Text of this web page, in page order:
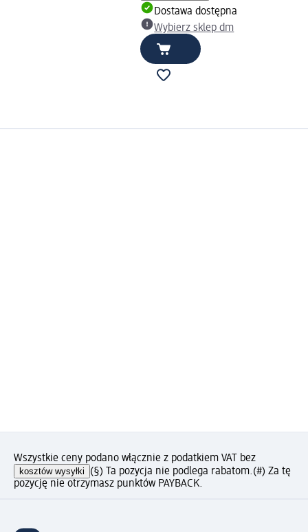
Dostawa dostępna
Wybierz sklep dm
Wszystkie ceny podano włącznie z podatkiem VAT bez
kosztów wysyłki (§) Ta pozycja nie podlega rabatom.(#) Za tę
pozycję nie otrzymasz punktów PAYBACK.